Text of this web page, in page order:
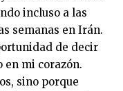
incluso a las
semanas en Irán.
de decir
en mi corazón.
sino porque